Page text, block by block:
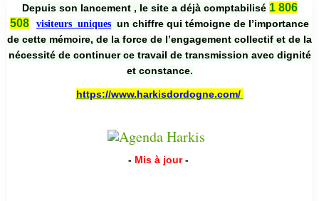
Depuis son lancement , le site a déjà comptabilisé 1 806
508
visiteurs uniques un chiffre qui témoigne de l’importance
de cette mémoire, de la force de l’engagement collectif et de la
nécessité de continuer ce travail de transmission avec dignité
et constance.
https://www.harkisdordogne.com/
- Mis à jour -